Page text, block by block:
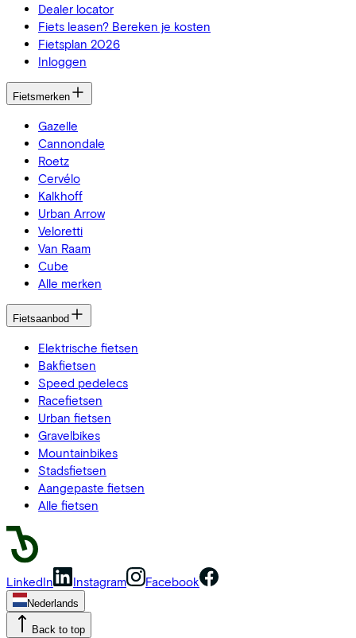
Dealer locator
Fiets leasen? Bereken je kosten
Fietsplan 2026
Inloggen
Fietsmerken
Gazelle
Cannondale
Roetz
Cervélo
Kalkhoff
Urban Arrow
Veloretti
Van Raam
Cube
Alle merken
Fietsaanbod
Elektrische fietsen
Bakfietsen
Speed pedelecs
Racefietsen
Urban fietsen
Gravelbikes
Mountainbikes
Stadsfietsen
Aangepaste fietsen
Alle fietsen
LinkedIn Instagram Facebook
Nederlands
Back to top